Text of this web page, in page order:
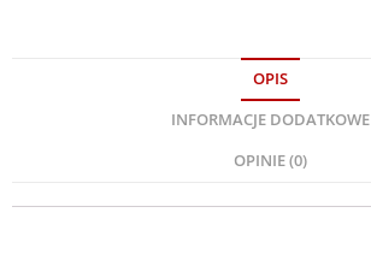
OPIS
INFORMACJE DODATKOWE
OPINIE (0)